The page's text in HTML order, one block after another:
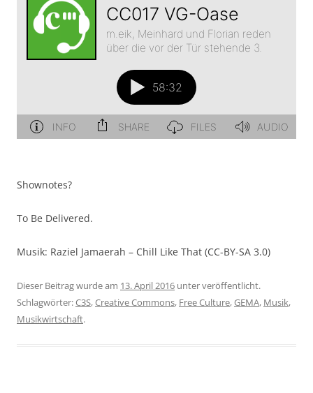
Shownotes?
To Be Delivered.
Musik: Raziel Jamaerah – Chill Like That (CC-BY-SA 3.0)
Dieser Beitrag wurde am 13. April 2016 unter veröffentlicht.
Schlagwörter:C3S,Creative Commons, Free Culture,GEMA, Musik,
Musikwirtschaft.